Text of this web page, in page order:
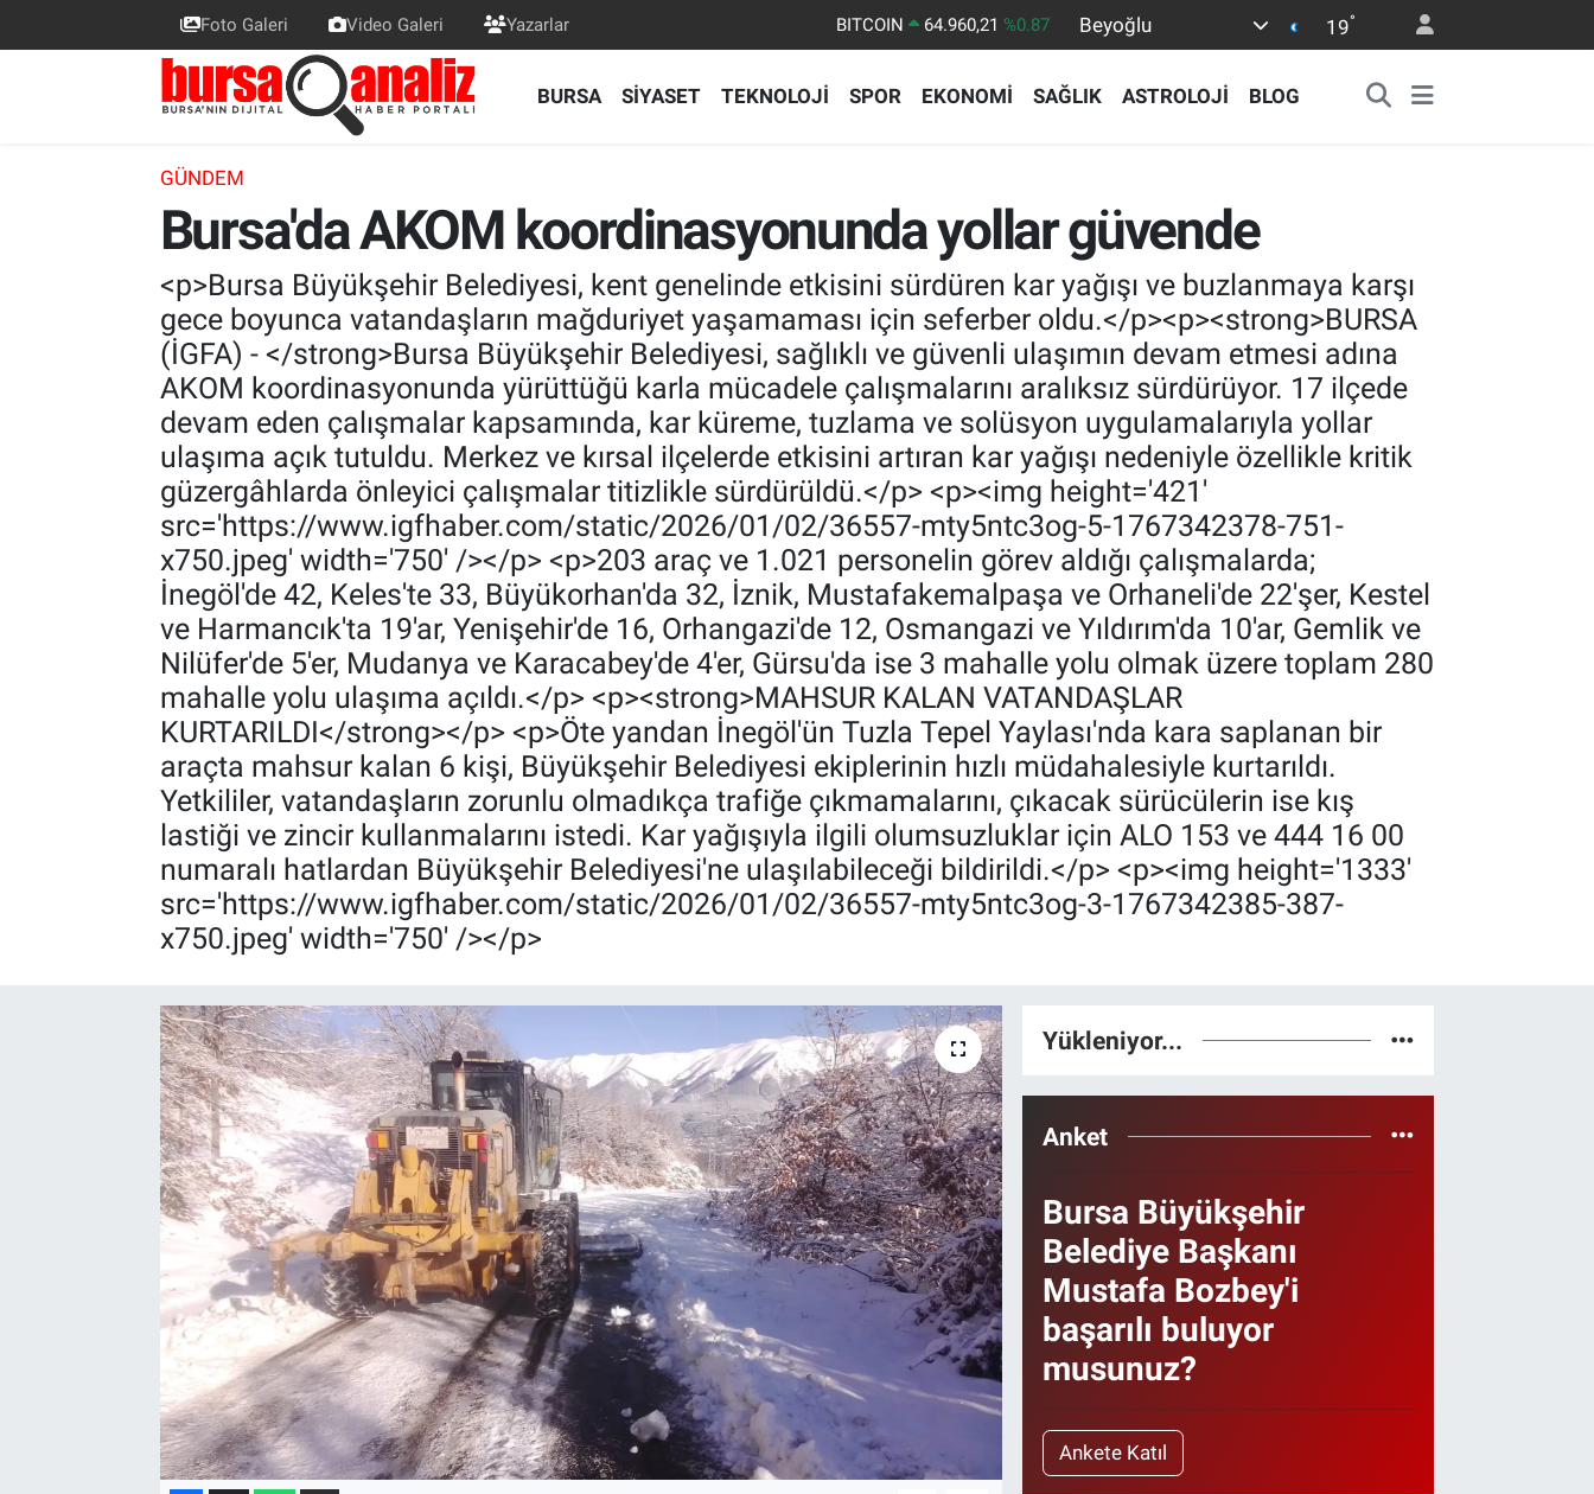
Foto Galeri Video Galeri Yazarlar DOLAR 47,7436 %0.18
STERLİN
64,4811 %0.38
BITCOIN
64.960,21 %0.87
Beyoğlu 19°
BURSA SİYASET TEKNOLOJİ SPOR EKONOMİ SAĞLIK ASTROLOJİ BLOG
GÜNDEM
Bursa'da AKOM koordinasyonunda yollar güvende
<p>Bursa Büyükşehir Belediyesi, kent genelinde etkisini sürdüren kar yağışı ve buzlanmaya karşı
gece boyunca vatandaşların mağduriyet yaşamaması için seferber oldu.</p><p><strong>BURSA
(İGFA) - </strong>Bursa Büyükşehir Belediyesi, sağlıklı ve güvenli ulaşımın devam etmesi adına
AKOM koordinasyonunda yürüttüğü karla mücadele çalışmalarını aralıksız sürdürüyor. 17 ilçede
devam eden çalışmalar kapsamında, kar küreme, tuzlama ve solüsyon uygulamalarıyla yollar
ulaşıma açık tutuldu. Merkez ve kırsal ilçelerde etkisini artıran kar yağışı nedeniyle özellikle kritik
güzergâhlarda önleyici çalışmalar titizlikle sürdürüldü.</p> <p><img height='421'
src='https://www.igfhaber.com/static/2026/01/02/36557-mty5ntc3og-5-1767342378-751-
x750.jpeg' width='750' /></p> <p>203 araç ve 1.021 personelin görev aldığı çalışmalarda;
İnegöl'de 42, Keles'te 33, Büyükorhan'da 32, İznik, Mustafakemalpaşa ve Orhaneli'de 22'şer, Kestel
ve Harmancık'ta 19'ar, Yenişehir'de 16, Orhangazi'de 12, Osmangazi ve Yıldırım'da 10'ar, Gemlik ve
Nilüfer'de 5'er, Mudanya ve Karacabey'de 4'er, Gürsu'da ise 3 mahalle yolu olmak üzere toplam 280
mahalle yolu ulaşıma açıldı.</p> <p><strong>MAHSUR KALAN VATANDAŞLAR
KURTARILDI</strong></p> <p>Öte yandan İnegöl'ün Tuzla Tepel Yaylası'nda kara saplanan bir
araçta mahsur kalan 6 kişi, Büyükşehir Belediyesi ekiplerinin hızlı müdahalesiyle kurtarıldı.
Yetkililer, vatandaşların zorunlu olmadıkça trafiğe çıkmamalarını, çıkacak sürücülerin ise kış
lastiği ve zincir kullanmalarını istedi. Kar yağışıyla ilgili olumsuzluklar için ALO 153 ve 444 16 00
numaralı hatlardan Büyükşehir Belediyesi'ne ulaşılabileceği bildirildi.</p> <p><img height='1333'
src='https://www.igfhaber.com/static/2026/01/02/36557-mty5ntc3og-3-1767342385-387-
x750.jpeg' width='750' /></p>
Yükleniyor...
Anket
Bursa Büyükşehir
Belediye Başkanı
Mustafa Bozbey'i
başarılı buluyor
musunuz?
Ankete Katıl
TEKNOLOJİ
ASTROLOJİ
Nöbetçi Eczaneler
Trafik Durumu
Süper Lig Puan Durumu ve Fikstür
Tüm Manşetler
Son Dakika Haberleri
Haber Arşivi